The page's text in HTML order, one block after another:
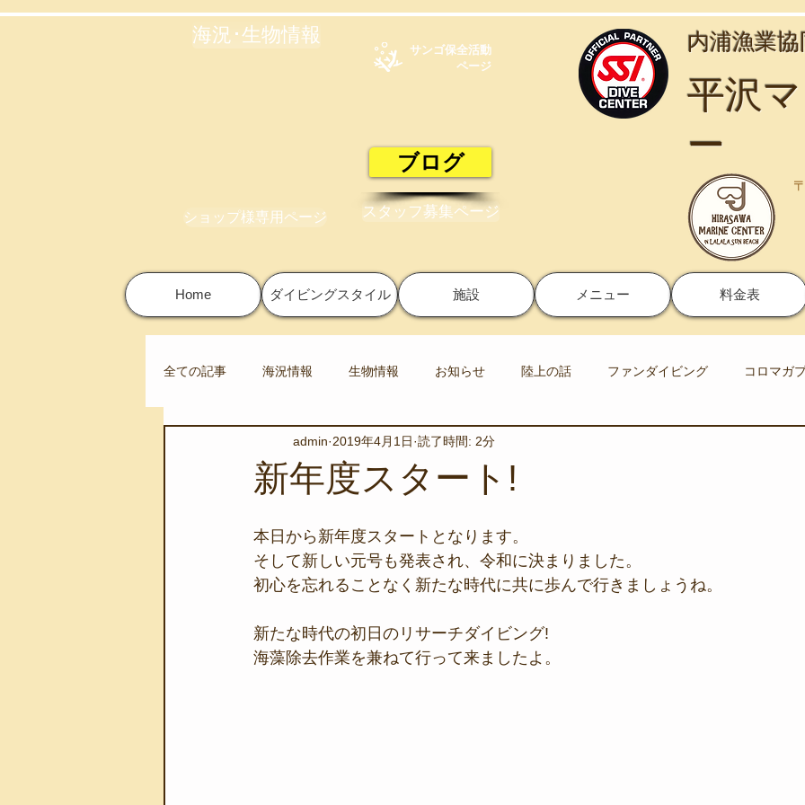
海況･生物情報
サンゴ保全活動​
ページ
ブログ
ショップ様専用ページ スタッフ募集ページ
内浦漁業
平沢
ー
Home ダイビングスタイル 施設 メニュー 料金表
全ての記事 海況情報 生物情報 お知らせ 陸上の話 ファンダイビング コロマガ
スノーケリングツアー 自然環境保全 ワカメの養殖
自然体験学習 バーベキュー スタッフが思うこと 安全対策 イベント
地域のこと 磯あそび教室 環境保全活動 施設
新年度スタート!
admin 2019年4月1日 読了時間: 2分
本日から新年度スタートとなります。
そして新しい元号も発表され、令和に決まりました。
初心を忘れることなく新たな時代に共に歩んで行きましょうね。
新たな時代の初日のリサーチダイビング!
海藻除去作業を兼ねて行って来ましたよ。